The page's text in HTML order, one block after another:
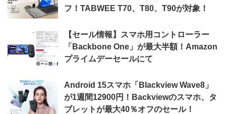
フ！TABWEE T70、T80、T90が対象！
【セール情報】スマホ用コントローラー
「Backbone One」が最大半額！Amazon
プライムデーセールにて
Android 15スマホ「Blackview Wave8」
が1週間12900円！Backviewのスマホ、タ
ブレットが最大40％オフのセール！